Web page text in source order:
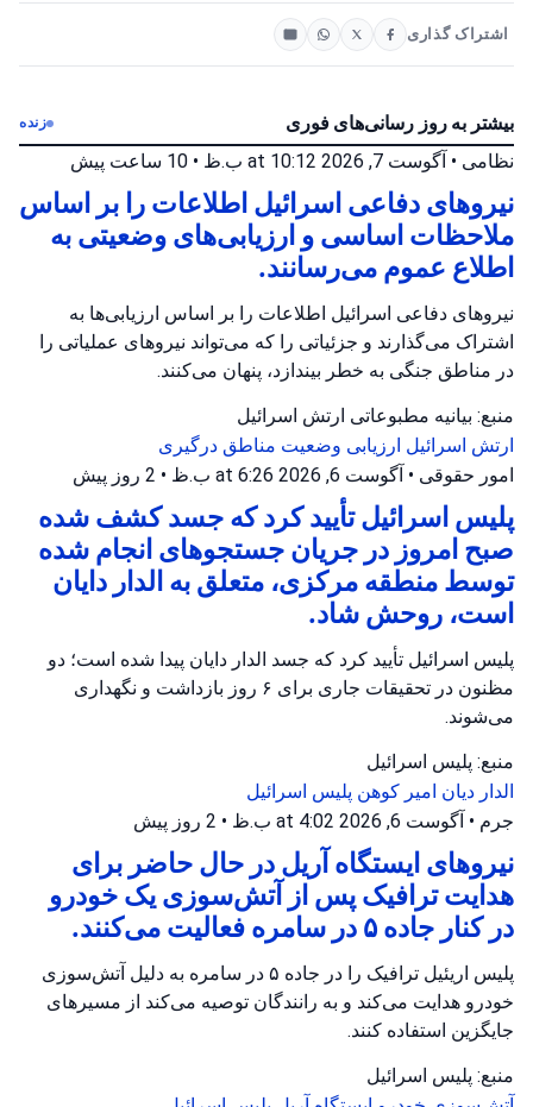
اشتراک گذاری
بیشتر به روز رسانی‌های فوری زنده
نظامی • آگوست 7, 2026 at 10:12 ب.ظ • 10 ساعت پیش
نیروهای دفاعی اسرائیل اطلاعات را بر اساس
ملاحظات اساسی و ارزیابی‌های وضعیتی به
اطلاع عموم می‌رسانند.
نیروهای دفاعی اسرائیل اطلاعات را بر اساس ارزیابی‌ها به
اشتراک می‌گذارند و جزئیاتی را که می‌تواند نیروهای عملیاتی را
در مناطق جنگی به خطر بیندازد، پنهان می‌کنند.
منبع: بیانیه مطبوعاتی ارتش اسرائیل
ارتش اسرائیل ارزیابی وضعیت مناطق درگیری
امور حقوقی • آگوست 6, 2026 at 6:26 ب.ظ • 2 روز پیش
پلیس اسرائیل تأیید کرد که جسد کشف شده
صبح امروز در جریان جستجوهای انجام شده
توسط منطقه مرکزی، متعلق به الدار دایان
است، روحش شاد.
پلیس اسرائیل تأیید کرد که جسد الدار دایان پیدا شده است؛ دو
مظنون در تحقیقات جاری برای ۶ روز بازداشت و نگهداری
می‌شوند.
منبع: پلیس اسرائیل
الدار دیان امیر کوهن پلیس اسرائیل
جرم • آگوست 6, 2026 at 4:02 ب.ظ • 2 روز پیش
نیروهای ایستگاه آریل در حال حاضر برای
هدایت ترافیک پس از آتش‌سوزی یک خودرو
در کنار جاده ۵ در سامره فعالیت می‌کنند.
پلیس اریئیل ترافیک را در جاده ۵ در سامره به دلیل آتش‌سوزی
خودرو هدایت می‌کند و به رانندگان توصیه می‌کند از مسیرهای
جایگزین استفاده کنند.
منبع: پلیس اسرائیل